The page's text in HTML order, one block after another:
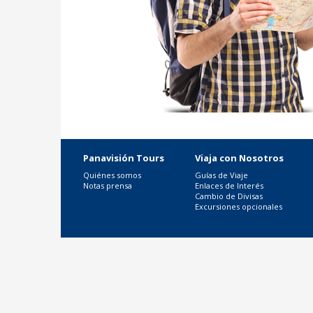
Panavisión Tours
Quiénes somos
Notas prensa
Viaja con Nosotros
Guías de Viaje
Enlaces de Interés
Cambio de Divisas
Excursiones opcionales